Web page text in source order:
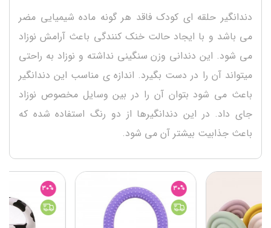
دندانگیر حلقه ای کودک فاقد هر گونه ماده شیمیایی مضر
می باشد و با ایجاد حالت خنک کنندگی باعث آرامش نوزاد
می شود. این دندانی وزن سنگینی نداشته و نوزاد به راحتی
میتواند آن را در دست بگیرد. اندازه ی مناسب این دندانگیر
باعث می شود بتوان آن را در بین وسایل مخصوص نوزاد
جای داد. در این دندانگیرها از دو رنگ استفاده شده که
باعث جذابیت بیشتر آن می شود.
30%
30%